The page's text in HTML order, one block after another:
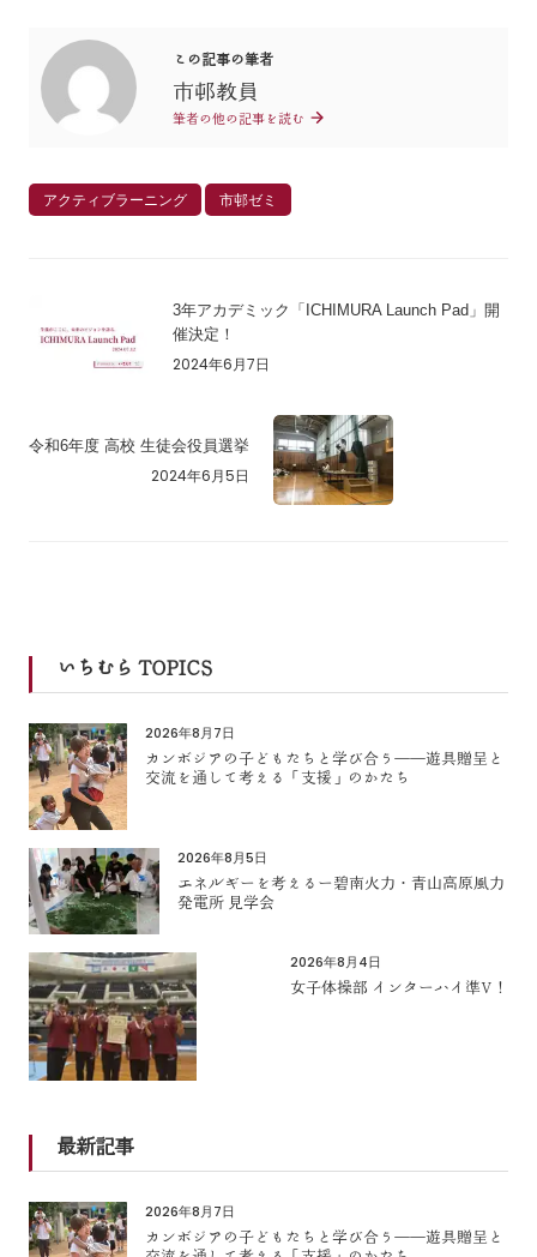
この記事の筆者
市邨教員
筆者の他の記事を読む
アクティブラーニング 市邨ゼミ
3年アカデミック「ICHIMURA Launch Pad」開
催決定！
2024年6月7日
令和6年度 高校 生徒会役員選挙
2024年6月5日
いちむら TOPICS
2026年8月7日
カンボジアの子どもたちと学び合う――遊具贈呈と
交流を通して考える「支援」のかたち
2026年8月5日
エネルギーを考えるー碧南火力・青山高原風力
発電所 見学会
2026年8月4日
女子体操部 インターハイ準V！
最新記事
2026年8月7日
カンボジアの子どもたちと学び合う――遊具贈呈と